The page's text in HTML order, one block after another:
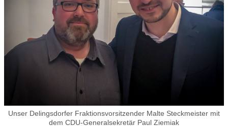
Unser Delingsdorfer Fraktionsvorsitzender Malte Steckmeister mit
dem CDU-Generalsekretär Paul Ziemiak